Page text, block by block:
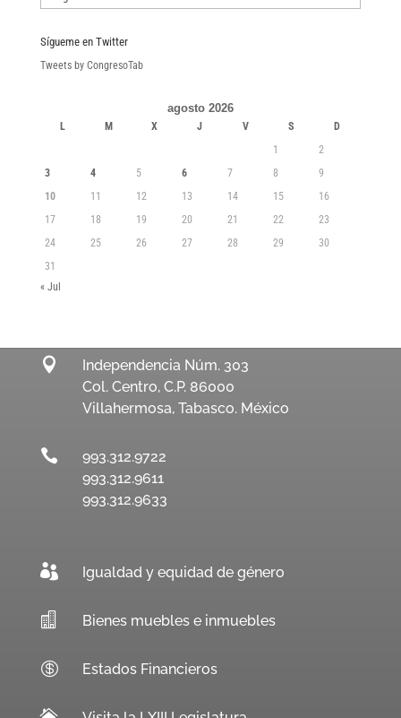
Sígueme en Twitter
Tweets by CongresoTab
agosto 2026
L M X J V S
D
1
2
3
4 5 6 7 8
9
10
11 12 13 14 15
16
17
18 19 20 21 22
23
24
25 26 27 28 29
30
31
« Jul

Independencia Núm. 303
Col. Centro, C.P. 86000
Villahermosa, Tabasco. México

993.312.9722
993.312.9611
993.312.9633
 Igualdad y equidad de género
 Bienes muebles e inmuebles
 Estados Financieros